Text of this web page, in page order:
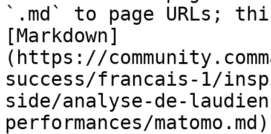
`.md` to page URLs;
[Markdown]
(https://
success/francais-1/
side/analyse-de-
performances/